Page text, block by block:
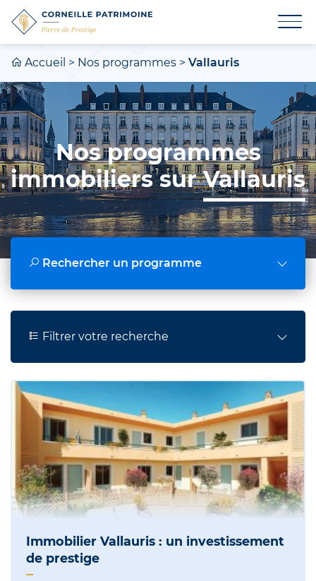
Accueil > Nos programmes > Vallauris
Nos programmes
immobiliers surVallauris
Rechercher un programme
Filtrer votre recherche
Immobilier Vallauris : un investissement
de prestige